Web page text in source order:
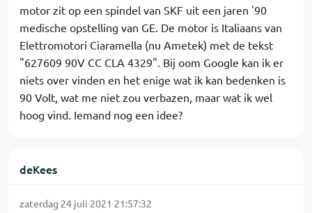
motor zit op een spindel van SKF uit een jaren '90
medische opstelling van GE. De motor is Italiaans van
Elettromotori Ciaramella (nu Ametek) met de tekst
"627609 90V CC CLA 4329". Bij oom Google kan ik er
niets over vinden en het enige wat ik kan bedenken is
90 Volt, wat me niet zou verbazen, maar wat ik wel
hoog vind. Iemand nog een idee?
deKees
zaterdag 24 juli 2021 21:57:32